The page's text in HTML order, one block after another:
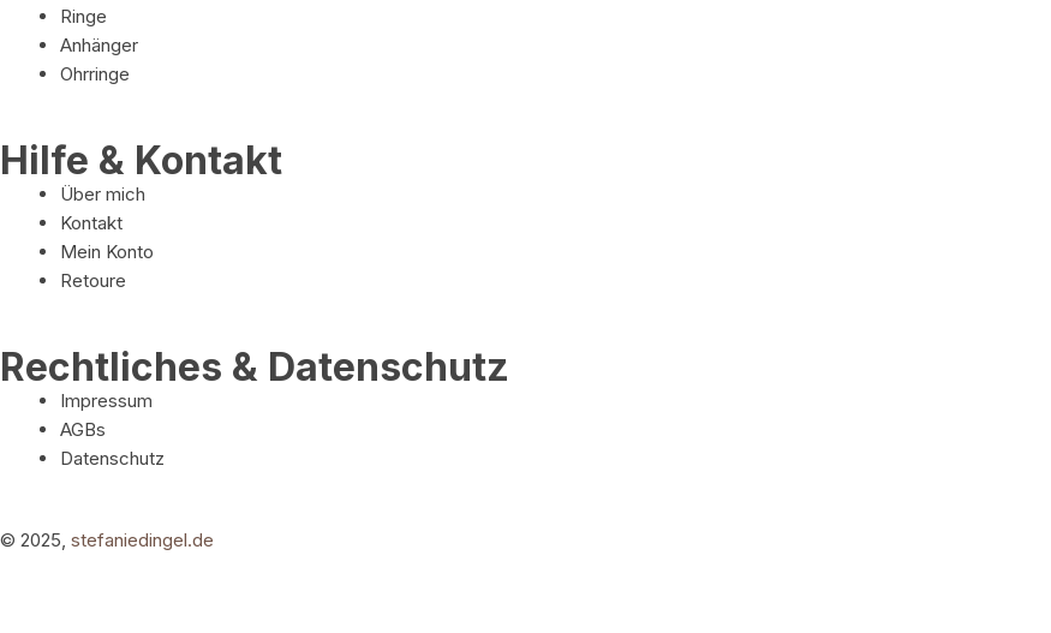
Ringe
Anhänger
Ohrringe
Hilfe & Kontakt
Über mich
Kontakt
Mein Konto
Retoure
Rechtliches & Datenschutz
Impressum
AGBs
Datenschutz
© 2025, stefaniedingel.de